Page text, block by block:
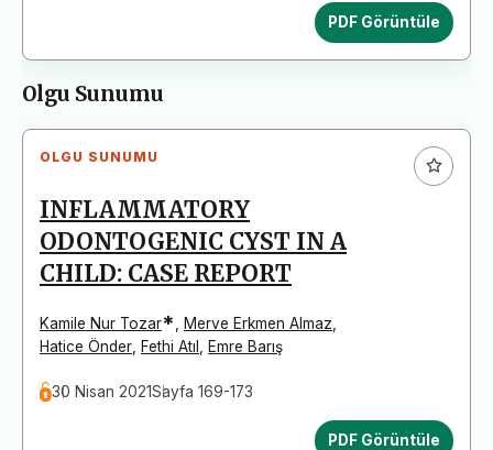
PDF Görüntüle
Olgu Sunumu
OLGU SUNUMU
INFLAMMATORY
ODONTOGENIC CYST IN A
CHILD: CASE REPORT
Kamile Nur Tozar* Merve Erkmen Almaz
Hatice Önder
Fethi Atıl Emre Barış
30 Nisan 2021Sayfa 169-173
PDF Görüntüle